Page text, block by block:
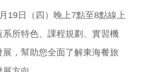
19日（四）晚上7點至8點線上
所特色、課程規劃、實習機
，幫助您全面了解東海餐旅